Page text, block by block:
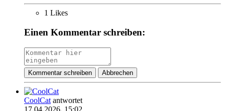
1 Likes
Einen Kommentar schreiben:
Kommentar schreiben Abbrechen
CoolCat antwortet
17.04.2026, 15:02